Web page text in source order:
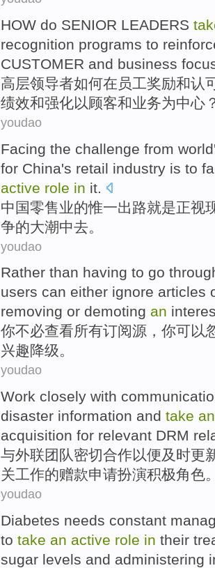
HOW do SENIOR LEADERS
recognition programs to
CUSTOMER and business
高层领导者如何在 员工奖励和认
绩效和强化以顾客和业务为中心
youdao
Facing the challenge from world
for China's retail industry is to
active role in it.
中国零售业的惟一出路就是正视
争的大潮中去。
youdao
Rather than having to go
users can either ignore articles
removing or demoting an
你不必查看所有订阅源 ，你可以
兴趣降级。
youdao
Work closely with
disaster information and take
acquisition for relevant DRM
与外联团队密切合作以便及时更
关工作的赠款申请扮演积极角色
youdao
Diabetes needs constant
to take an active role in their
sugar levels and administering